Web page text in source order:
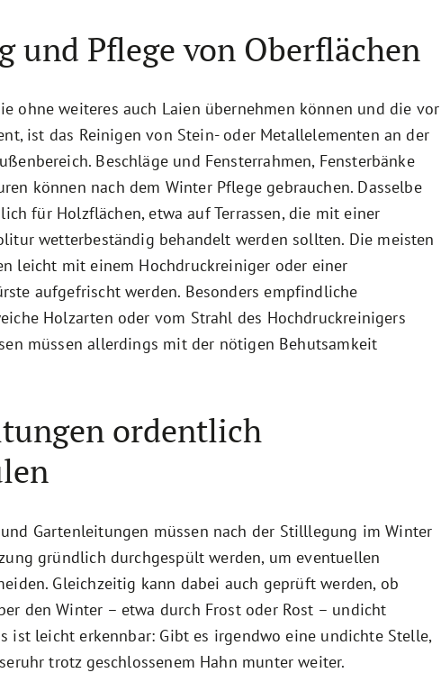
und Pflege von Oberflächen
ohne weiteres auch Laien übernehmen können und die vor
ist das Reinigen von Stein- oder Metallelementen an der
Beschläge und Fensterrahmen, Fensterbänke
können nach dem Winter Pflege gebrauchen. Dasselbe
für Holzflächen, etwa auf Terrassen, die mit einer
wetterbeständig behandelt werden sollten. Die meisten
leicht mit einem Hochdruckreiniger oder einer
aufgefrischt werden. Besonders empfindliche
Holzarten oder vom Strahl des Hochdruckreinigers
müssen allerdings mit der nötigen Behutsamkeit
ordentlich
und Gartenleitungen müssen nach der Stilllegung im Winter
gründlich durchgespült werden, um eventuellen
Gleichzeitig kann dabei auch geprüft werden, ob
den Winter – etwa durch Frost oder Rost – undicht
ist leicht erkennbar: Gibt es irgendwo eine undichte Stelle,
trotz geschlossenem Hahn munter weiter.